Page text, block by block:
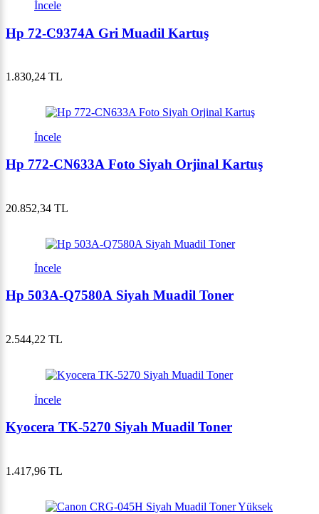
İncele
Hp 72-C9374A Gri Muadil Kartuş
1.830,24 TL
İncele
Hp 772-CN633A Foto Siyah Orjinal Kartuş
20.852,34 TL
İncele
Hp 503A-Q7580A Siyah Muadil Toner
2.544,22 TL
İncele
Kyocera TK-5270 Siyah Muadil Toner
1.417,96 TL